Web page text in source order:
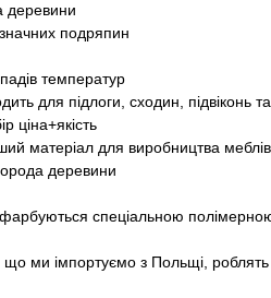
деревини
подряпин
температур
для підлоги, сходин, підвіконь
ціна+якість
матеріал для виробництва меблів
деревини
фарбуються спеціальною
що ми імпортуємо з Польщі,